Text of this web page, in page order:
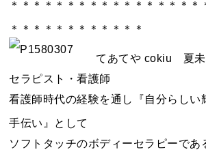
＊＊＊＊＊＊＊＊＊＊＊＊＊＊＊＊＊
＊＊＊＊＊＊＊＊＊＊＊＊
てあてや cokiu 夏未
セラピスト・看護師
看護師時代の経験を通し『自分らしい
手伝い』として
ソフトタッチのボディーセラピーであ